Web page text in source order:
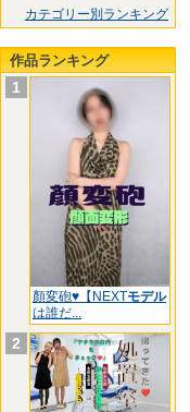
カテゴリー別ランキング
作品ランキング
1
顏変砲♥【NEXTモデル
は誰だ...
2